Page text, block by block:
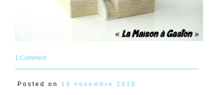
1 Comment
Posted on 18 novembre 2018